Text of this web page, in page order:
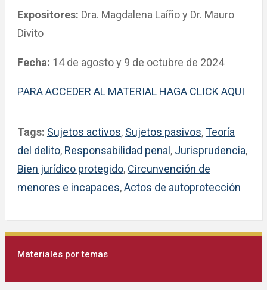
Expositores: Dra. Magdalena Laíño y Dr. Mauro
Divito
Fecha: 14 de agosto y 9 de octubre de 2024
PARA ACCEDER AL MATERIAL HAGA CLICK AQUI
Tags: Sujetos activos, Sujetos pasivos,Teoría
del delito, Responsabilidad penal , Jurisprudencia,
Bien jurídico protegido, Circunvención de
menores e incapaces,Actos de autoprotección
Materiales por temas